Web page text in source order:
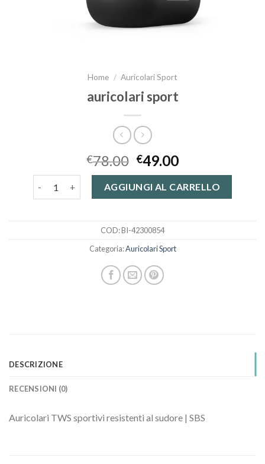
Home / Auricolari Sport
auricolari sport
€78.00 €49.00
auricolari sport quantitàAGGIUNGI AL CARRELLO
COD:BI-42300854
Categoria:Auricolari Sport
DESCRIZIONE
RECENSIONI (0)
Auricolari TWS sportivi resistenti al sudore | SBS